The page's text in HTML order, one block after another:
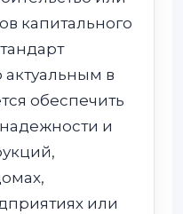
капитального
актуальным в
обеспечить
и
или